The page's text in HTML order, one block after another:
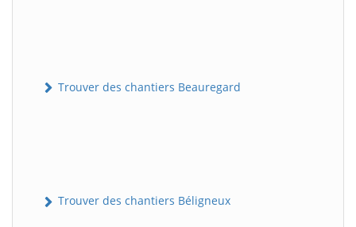
Trouver des chantiers Beauregard
Trouver des chantiers Béligneux